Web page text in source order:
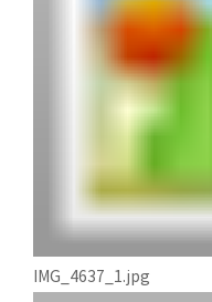
IMG_4637_1.jpg